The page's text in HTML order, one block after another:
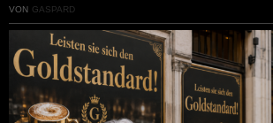
VON GASPARD